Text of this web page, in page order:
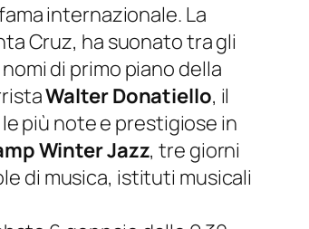
internazionale. La
Cruz, ha suonato tra gli
di primo piano della
Walter Donatiello, il
più note e prestigiose in
Winter Jazz, tre giorni
di musica, istituti musicali